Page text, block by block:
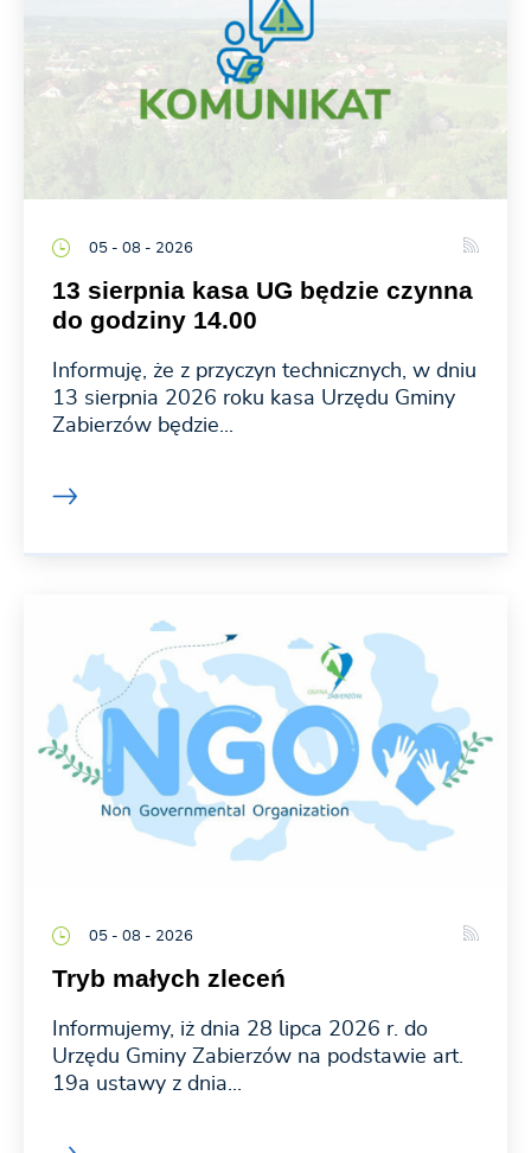
05 - 08 - 2026
13 sierpnia kasa UG będzie czynna
do godziny 14.00
Informuję, że z przyczyn technicznych, w dniu
13 sierpnia 2026 roku kasa Urzędu Gminy
Zabierzów będzie...
05 - 08 - 2026
Tryb małych zleceń
Informujemy, iż dnia 28 lipca 2026 r. do
Urzędu Gminy Zabierzów na podstawie art.
19a ustawy z dnia...